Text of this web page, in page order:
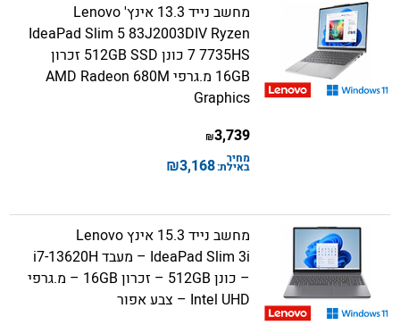
מחשב נייד 13.3 אינץ' Lenovo
IdeaPad Slim 5 83J2003DIV Ryzen
7 7735HS כונן 512GB SSD זכרון
16GB מ.גרפי AMD Radeon 680M
Graphics
3,739
₪
מחיר
באילת:3,168
₪
מחשב נייד 15.3 אינץ Lenovo
IdeaPad Slim 3i – מעבד i7-13620H
– כונן 512GB – זכרון 16GB – מ.גרפי
Intel UHD – צבע אפור